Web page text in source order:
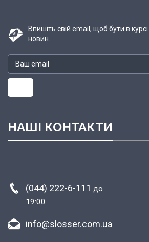
Впишіть свій email, щоб бути в
новин.
НАШІ КОНТАКТИ
(044) 222-6-111 до
19:00
info@slosser.com.ua